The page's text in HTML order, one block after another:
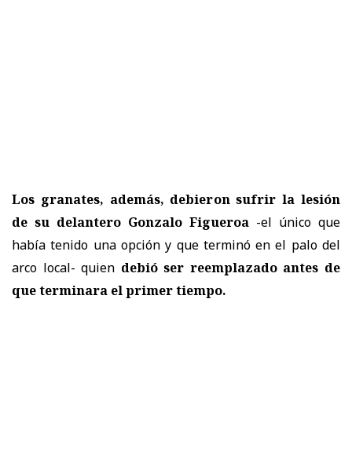
Los granates, además, debieron sufrir la lesión
de su delantero Gonzalo Figueroa -el único que
había tenido una opción y que terminó en el palo del
arco local- quien debió ser reemplazado antes de
que terminara el primer tiempo.